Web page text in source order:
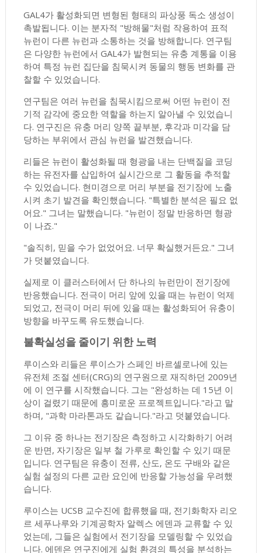
GAL4가 활성화되면 변형된 형태의 파상풍 독소 생성이
촉발됩니다. 이는 분자적 "방해물"처럼 작용하여 표적
뉴런이 다른 뉴런과 소통하는 것을 방해합니다. 연구팀
은 다양한 뉴런에서 GAL4가 발현되는 유충 계통을 이용
하여 특정 뉴런 집단을 침묵시켜 동물의 행동 변화를 관
찰할 수 있었습니다.
연구팀은 여러 뉴런을 침묵시킴으로써 어떤 뉴런이 전
기적 감각에 중요한 역할을 하는지 알아낼 수 있었습니
다. 연구진은 유충 머리 양쪽 끝부분, 후각과 미각을 담
당하는 부위에서 관심 뉴런을 발견했습니다.
리들은 뉴런이 활성화될 때 형광을 내는 단백질을 코딩
하는 유전자를 삽입하여 실시간으로 그 활동을 추적할
수 있었습니다. 현미경으로 머리 부분을 전기장에 노출
시켜 초기 발견을 확인했습니다. "특별한 분석은 필요 없
어요." 그녀는 말했습니다. "뉴런이 정말 반응하면 형광
이 나죠."
"솔직히, 믿을 수가 없었어요. 너무 확실했거든요." 그녀
가 덧붙였습니다.
실제로 이 클러스터에서 단 하나의 뉴런만이 전기장에
반응했습니다. 전극이 머리 앞에 있을 때는 뉴런이 억제
되었고, 전극이 머리 뒤에 있을 때는 활성화되어 유충이
방향을 바꾸도록 유도했습니다.
불확실성을 줄이기 위한 노력
루이스와 리들은 루이스가 스페인 바르셀로나에 있는
유전체 조절 센터(CRG)의 연구원으로 재직하던 2009년
에 이 연구를 시작했습니다. 그는 "완성하는 데 15년 이
상이 걸렸기 때문에 흥미로운 프로젝트입니다."라고 말
하며, "과학 마라톤과도 같습니다."라고 덧붙였습니다.
그 이유 중 하나는 전기장은 측정하고 시각화하기 어려
운 반면, 자기장은 일부 철 가루로 확인할 수 있기 때문
입니다. 연구팀은 유충이 전류, 산도, 온도 구배와 같은
실험 설정의 다른 교란 요인에 반응할 가능성을 우려했
습니다.
루이스는 UCSB 교수진에 합류했을 때, 전기화학자 리오
르 세푸나루와 기계공학자 알렉스 에덴과 교류할 수 있
었는데, 그들은 실험에서 전기장을 모델링할 수 있었습
니다. 에덴은 연구진에게 실험 환경의 특성을 분석하는